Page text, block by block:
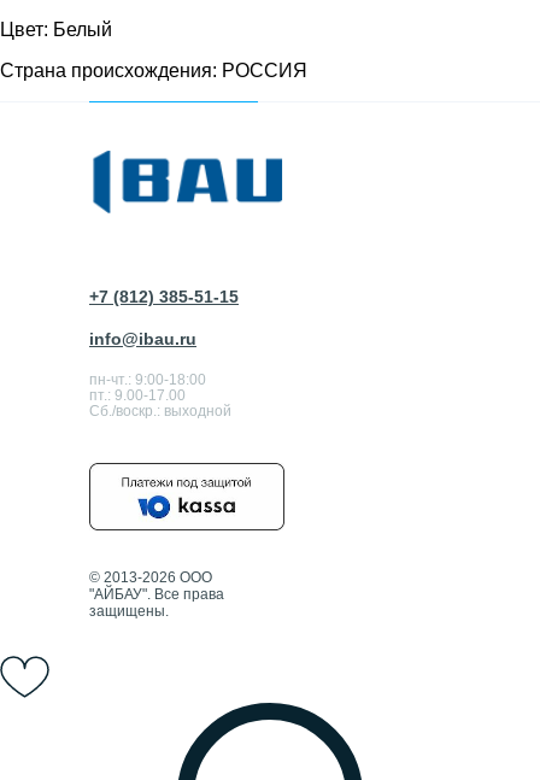
Цвет: Белый
Страна происхождения: РОССИЯ
+7 (812) 385-51-15
пн-чт.: 9:00-18:00
пт.: 9.00-17.00
Сб./воскр.: выходной
info@ibau.ru
© 2013-2026 ООО
"АЙБАУ". Все права
защищены.